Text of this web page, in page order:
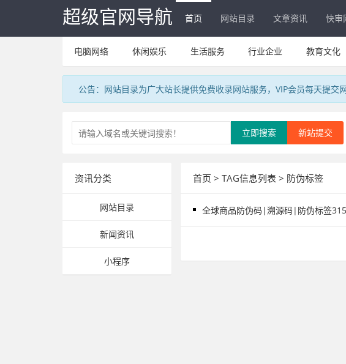
超级官网导航 首页 网站目录 文章资讯 快审
电脑网络 休闲娱乐 生活服务 行业企业 教育文化
公告：网站目录为广大站长提供免费收录网站服务，VIP会员每天提
新站提交
立即搜索
资讯分类
网站目录
新闻资讯
小程序
首页 > TAG信息列表 > 防伪标签
全球商品防伪码|溯源码|防伪标签